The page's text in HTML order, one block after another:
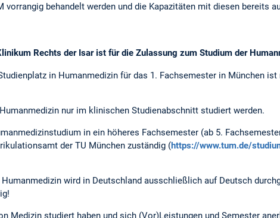
vorrangig behandelt werden und die Kapazitäten mit diesen bereits
Rechts der Isar ist für die Zulassung zum Studium der
in Humanmedizin für das 1. Fachsemester in München ist
nur im klinischen Studienabschnitt studiert werden.
in ein höheres Fachsemester (ab 5.
der TU München zuständig (https://www.tum.de/
wird in Deutschland ausschließlich auf Deutsch
Medizin studiert haben und sich (Vor)Leistungen und Semester